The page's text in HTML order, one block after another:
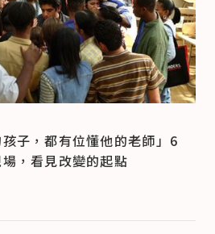
孩子，都有位懂他的老師」6
，看見改變的起點